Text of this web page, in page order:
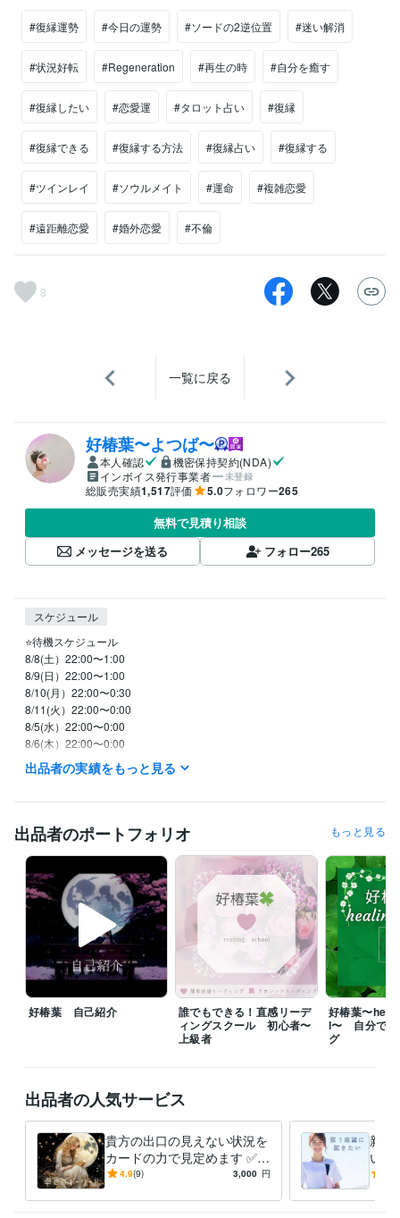
#復縁運勢 #今日の運勢 #ソードの2逆位置 #迷い解消
#状況好転 #Regeneration #再生の時 #自分を癒す
#復縁したい #恋愛運 #タロット占い #復縁
#復縁できる #復縁する方法 #復縁占い #復縁する
#ツインレイ #ソウルメイト #運命 #複雑恋愛
#遠距離恋愛 #婚外恋愛 #不倫
3
一覧に戻る
好椿葉〜よつば〜
本人確認
機密保持契約(NDA)
インボイス発行事業者
未登録
総販売実績1,517評価 5.0フォロワー265
無料で見積り相談
メッセージを送る
フォロー265
スケジュール
⭐️待機スケジュール
8/8(土）22:00〜1:00
8/9(日）22:00〜1:00
8/10(月）22:00〜0:30
8/11(火）22:00〜0:00
8/5(水）22:00〜0:00
8/6(木）22:00〜0:00
8/7(金）22:00〜1:30
※待機開始時間は前後することがあります。
⭐️メッセージいただけたら優先いたします
⭐️平日は、基本的に
２２：００以降からの待機です
⭐️土日祝は、イレギュラーに対応です
⭐️待機中はお問い合わせなくお電話可能です！
⭐️チャットは基本的に回数での
カウントとさせていただきます。
⭐️待機中でなくてもメッセージにて
調整可能な場合はありますが、
平日は夜のみ対応となります。
⭐️待機中でも内容によっては、
ご了承くださいませ♡
⭐︎お一人お一人の
「心」に寄り添って
精一杯対応させていただきます♡
⭐︎その他
出品者の実績をもっと見る
出品者のポートフォリオ もっと見る
好椿葉 自己紹介
誰でもできる！直感リーデ
ィングスクール 初心者〜
上級者
好椿葉〜
l〜 自分で簡
グ
出品者の人気サービス
貴方の出口の見えない状況を
カードの力で見定めます ✅ア
カシックレコードとオラクル
す！
4.9(9) 3,000 円
新人
いろ
用担